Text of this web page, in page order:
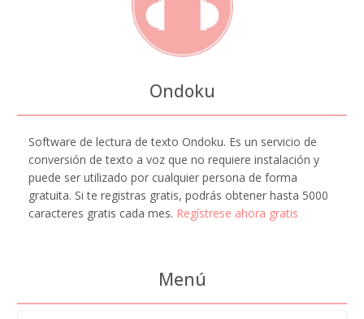
Ondoku
Software de lectura de texto Ondoku. Es un servicio de
conversión de texto a voz que no requiere instalación y
puede ser utilizado por cualquier persona de forma
gratuita. Si te registras gratis, podrás obtener hasta 5000
caracteres gratis cada mes. Regístrese ahora gratis
Menú